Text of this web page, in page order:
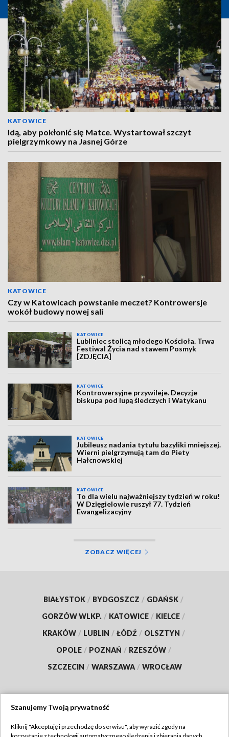
KATOWICE
Idą, aby pokłonić się Matce. Wystartował szczyt
pielgrzymkowy na Jasnej Górze
KATOWICE
Czy w Katowicach powstanie meczet? Kontrowersje
wokół budowy nowej sali
KATOWICE
Lubliniec stolicą młodego Kościoła. Trwa
Festiwal Życia nad stawem Posmyk
[ZDJĘCIA]
KATOWICE
Kontrowersyjne przywileje. Decyzje
biskupa pod lupą śledczych i Watykanu
KATOWICE
Jubileusz nadania tytułu bazyliki mniejszej.
Wierni pielgrzymują tam do Piety
Hałcnowskiej
KATOWICE
To dla wielu najważniejszy tydzień w roku!
W Dzięgielowie ruszył 77. Tydzień
Ewangelizacyjny
ZOBACZ WIĘCEJ
BIAŁYSTOK / BYDGOSZCZ / GDAŃSK /
GORZÓW WLKP. / KATOWICE / KIELCE /
KRAKÓW / LUBLIN / ŁÓDŹ / OLSZTYN /
OPOLE / POZNAŃ / RZESZÓW /
SZCZECIN / WARSZAWA / WROCŁAW
Szanujemy Twoją prywatność
Kliknij "Akceptuję i przechodzę do serwisu", aby wyrazić zgody na